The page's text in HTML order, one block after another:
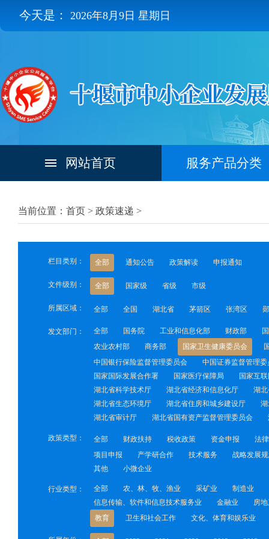
今天是： 2026年8月9日 星期日
网站首页 服务产品分类
当前位置：首页 > 政策速递 >
栏目类别： 全部 通知公告 政策解读 申报通知
文件级别： 全部 国家级 省级 市级
所属区域： 全部 全国 湖北省 茅箭区 张湾区
发文部门： 全部 国务院 工业和信息化部 财政部
农业农村部
商务部 国家卫生健康委员会
中国银行保险监督管理委员会
中国证券监督管理委
国家国际发展合作署
国家医疗保障局
国家互
湖北省科学技术厅
湖北省经济和信息化厅
湖
湖北省生态环境厅
湖北省住房和城乡建设厅
湖北省审计厅
湖北省国有资产监督管理委员会
政策类型： 全部 财政扶持 税收政策 资金申报
法
项目申报
产学研合作 技术服务
战略发展
其他
小微企业
行业类型： 全部 农、林、牧、渔业 采矿业
制造业
信息传输、软件和信息技术服务业
金融业
房
教育
卫生和社会工作 文化、体育和娱乐业